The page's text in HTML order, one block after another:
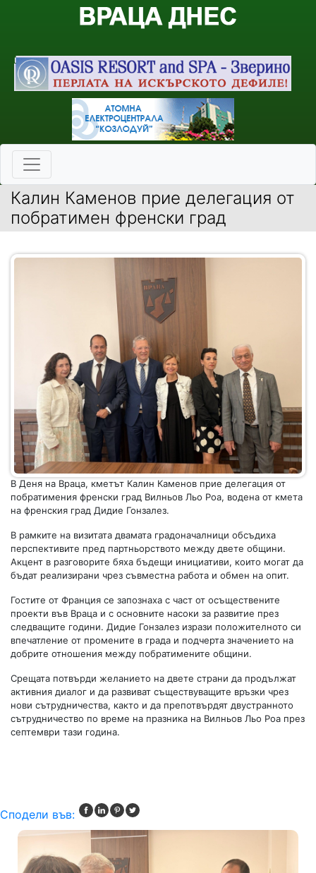
Калин Каменов прие делегация от
побратимен френски град
В Деня на Враца, кметът Калин Каменов прие делегация от
побратимения френски град Вилньов Льо Роа, водена от кмета
на френския град Дидие Гонзалез.
В рамките на визитата двамата градоначалници обсъдиха
перспективите пред партньорството между двете общини.
Акцент в разговорите бяха бъдещи инициативи, които могат да
бъдат реализирани чрез съвместна работа и обмен на опит.
Гостите от Франция се запознаха с част от осъществените
проекти във Враца и с основните насоки за развитие през
следващите години. Дидие Гонзалез изрази положителното си
впечатление от промените в града и подчерта значението на
добрите отношения между побратимените общини.
Срещата потвърди желанието на двете страни да продължат
активния диалог и да развиват съществуващите връзки чрез
нови сътрудничества, както и да препотвърдят двустранното
сътрудничество по време на празника на Вилньов Льо Роа през
септември тази година.
Сподели във: